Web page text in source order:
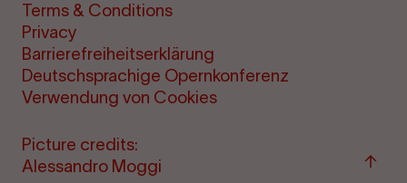
Terms & Conditions
Privacy
Barrierefreiheitserklärung
Deutschsprachige Opernkonferenz
Verwendung von Cookies
Picture credits:
Alessandro Moggi
Back